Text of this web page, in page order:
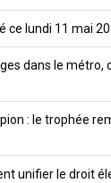
ce lundi 11 mai
dans le métro,
: le trophée
unifier le droit